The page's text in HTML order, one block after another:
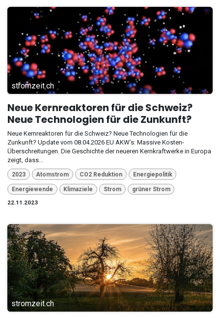
stromzeit.ch
Neue Kernreaktoren für die Schweiz?
Neue Technologien für die Zunkunft?
Neue Kernreaktoren für die Schweiz? Neue Technologien für die
Zunkunft? Update vom 08.04.2026 EU AKW’s: Massive Kosten-
Überschreitungen. Die Geschichte der neueren Kernkraftwerke in Europa
zeigt, dass...
2023 Atomstrom CO2 Reduktion Energiepolitik
Energiewende Klimaziele Strom
grüner Strom
22.11.2023
stromzeit.ch